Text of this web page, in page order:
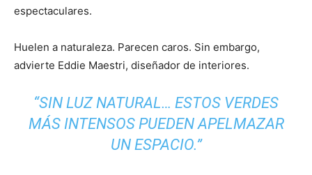
espectaculares.
Huelen a naturaleza. Parecen caros. Sin embargo,
advierte Eddie Maestri, diseñador de interiores.
“SIN LUZ NATURAL… ESTOS VERDES
MÁS INTENSOS PUEDEN APELMAZAR
UN ESPACIO.”